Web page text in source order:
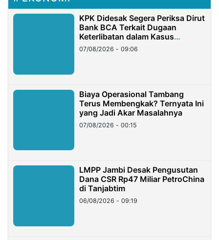
KPK Didesak Segera Periksa Dirut
Bank BCA Terkait Dugaan
Keterlibatan dalam Kasus
Hilangnya Dana Nasabah Rp2,58
Miliar
07/08/2026 - 09:06
Biaya Operasional Tambang
Terus Membengkak? Ternyata Ini
yang Jadi Akar Masalahnya
07/08/2026 - 00:15
LMPP Jambi Desak Pengusutan
Dana CSR Rp47 Miliar PetroChina
di Tanjabtim
06/08/2026 - 09:19